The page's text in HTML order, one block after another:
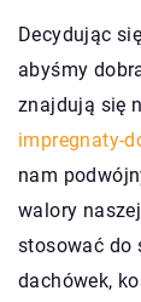
Decydując
abyśmy
znajdują się
impregnaty-
nam
walory
stosować do
dachówek,